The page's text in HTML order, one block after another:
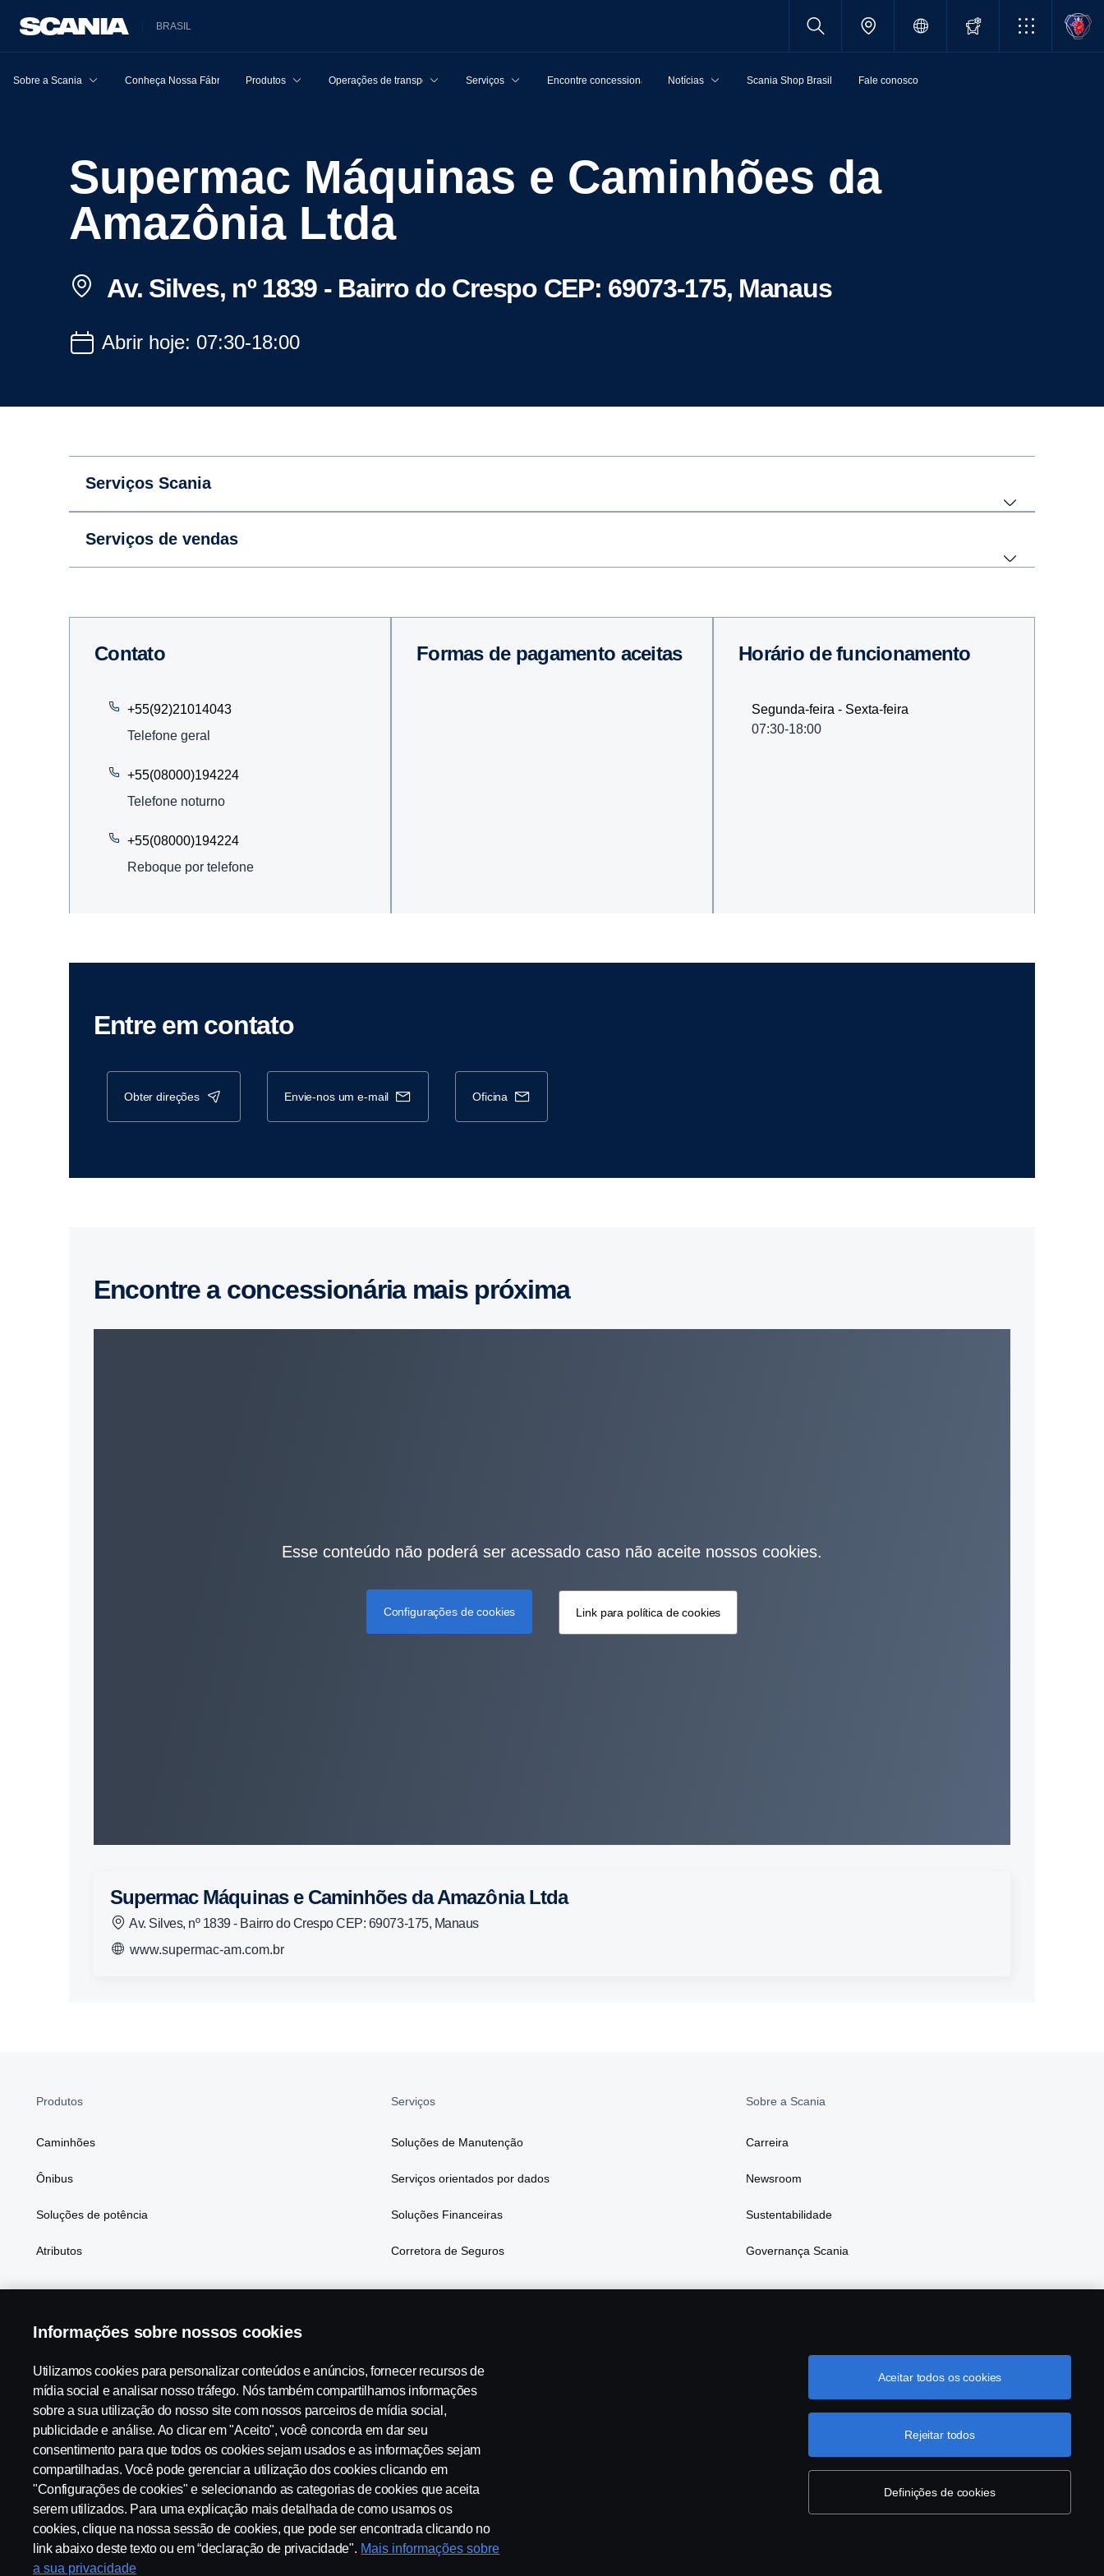
BRASIL
Sobre a Scania Conheça Nossa Fábrica Produtos Operações de transporte Serviços Encontre concessionárias Notícias Scania Shop Brasil Fale conosco
Supermac Máquinas e Caminhões da
Amazônia Ltda
Av. Silves, nº 1839 - Bairro do Crespo CEP: 69073-175, Manaus
Abrir hoje: 07:30-18:00
Serviços Scania
Serviços de vendas
Contato
+55(92)21014043
Telefone geral
+55(08000)194224
Telefone noturno
+55(08000)194224
Reboque por telefone
Formas de pagamento aceitas Horário de funcionamento
Segunda-feira - Sexta-feira
07:30-18:00
Entre em contato
obter direções envie-nos um e-mail oficina
Encontre a concessionária mais próxima
Esse conteúdo não poderá ser acessado caso não aceite nossos cookies.
Configurações de cookies Link para política de cookies
Supermac Máquinas e Caminhões da Amazônia Ltda
Av. Silves, nº 1839 - Bairro do Crespo CEP: 69073-175, Manaus
www.supermac-am.com.br
Produtos
Caminhões
Ônibus
Soluções de potência
Atributos
Serviços
Soluções de Manutenção
Serviços orientados por dados
Soluções Financeiras
Corretora de Seguros
Sobre a Scania
Carreira
Newsroom
Sustentabilidade
Governança Scania
Scania in Your Region: Brasil
Aviso Legal Declaração de Privacidade Contato Tabela de emissões
Configurações de cookies
Informações sobre nossos cookies
Utilizamos cookies para personalizar conteúdos e anúncios, fornecer recursos de
mídia social e analisar nosso tráfego. Nós também compartilhamos informações
sobre a sua utilização do nosso site com nossos parceiros de mídia social,
publicidade e análise. Ao clicar em "Aceito", você concorda em dar seu
consentimento para que todos os cookies sejam usados e as informações sejam
compartilhadas. Você pode gerenciar a utilização dos cookies clicando em
"Configurações de cookies" e selecionando as categorias de cookies que aceita
serem utilizados. Para uma explicação mais detalhada de como usamos os
cookies, clique na nossa sessão de cookies, que pode ser encontrada clicando no
link abaixo deste texto ou em “declaração de privacidade". Mais informações sobre
a sua privacidade
Definições de cookies
Rejeitar todos
Aceitar todos os cookies